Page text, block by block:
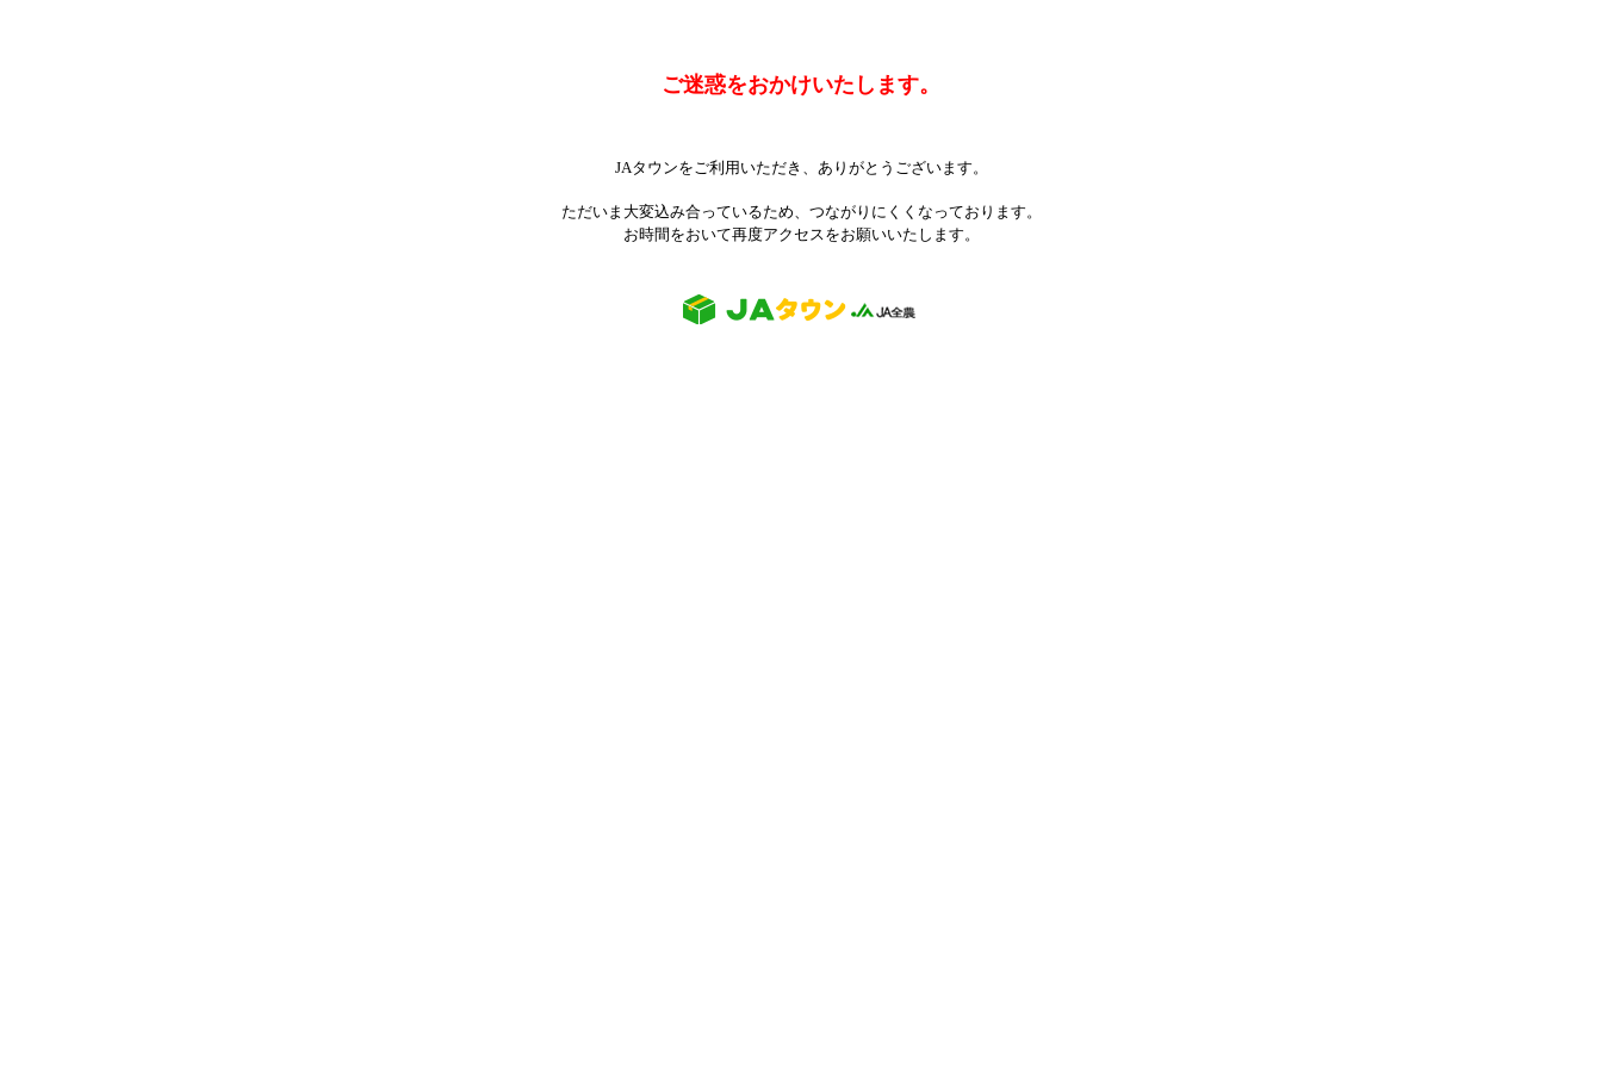
ご迷惑をおかけいたします。
JAタウンをご利用いただき、ありがとうございます。
ただいま大変込み合っているため、つながりにくくなっております。
お時間をおいて再度アクセスをお願いいたします。